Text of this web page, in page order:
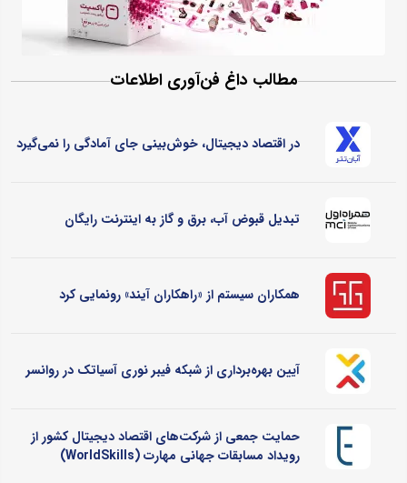
مطالب داغ فن‌آوری اطلاعات
در اقتصاد دیجیتال، خوش‌بینی جای آمادگی را نمی‌گیرد
تبدیل قبوض آب، برق و گاز به اینترنت رایگان
همکاران سیستم از «راهکاران آیند» رونمایی کرد
آیین بهره‌برداری از شبکه فیبر نوری آسیاتک در روانسر
حمایت جمعی از شرکت‌های اقتصاد دیجیتال کشور از
رویداد مسابقات جهانی مهارت (WorldSkills)